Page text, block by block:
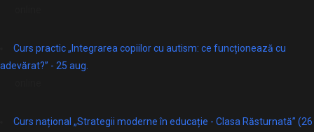
Curs practic „Integrarea copiilor cu autism: ce funcționează cu
adevărat?” - 25 aug.
Curs național „Strategii moderne în educație - Clasa Răsturnată” (26